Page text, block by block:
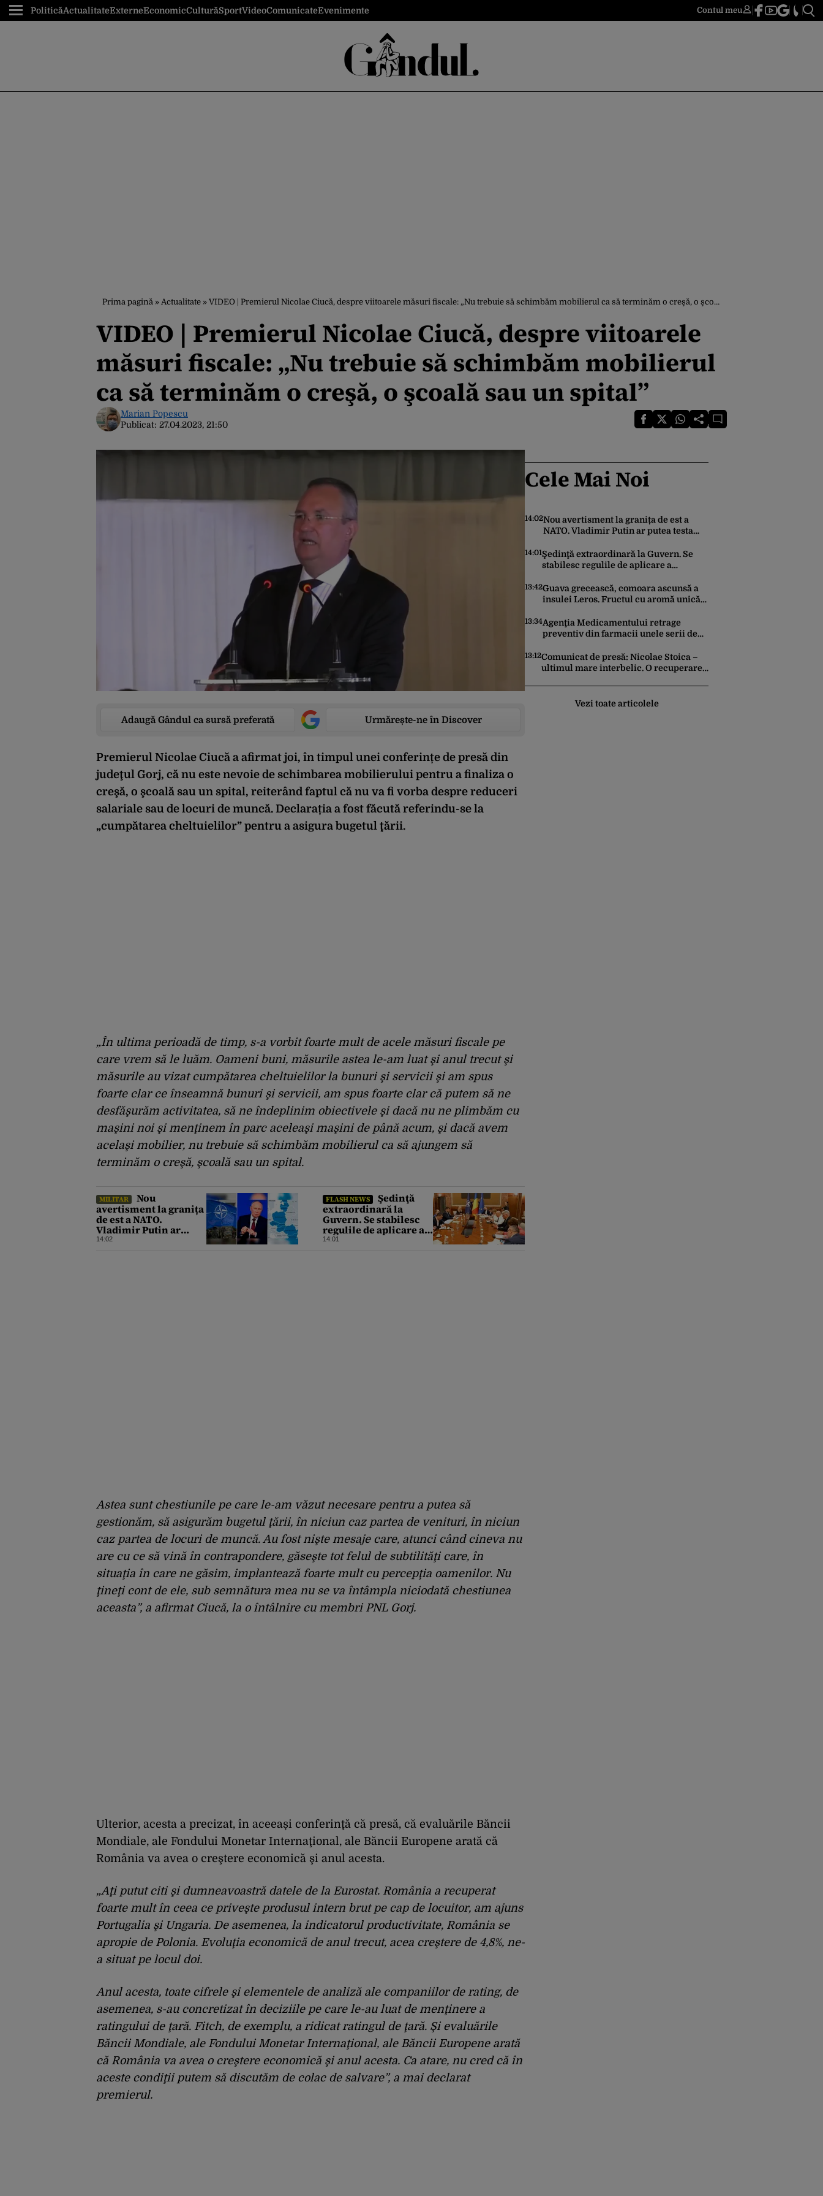
PoliticăActualitateExterneEconomicCulturăSportVideoComunicateEvenimente Contul meu
Prima pagină » Actualitate » VIDEO | Premierul Nicolae Ciucă, despre viitoarele măsuri fiscale: „Nu trebuie să schimbăm mobilierul ca să terminăm o creşă, o şcoală sau un spital”
VIDEO | Premierul Nicolae Ciucă, despre viitoarele
măsuri fiscale: „Nu trebuie să schimbăm mobilierul
ca să terminăm o creşă, o şcoală sau un spital”
Marian Popescu
Publicat: 27.04.2023, 21:50
Adaugă Gândul ca sursă preferată Urmărește-ne în Discover
Premierul Nicolae Ciucă a afirmat joi, în timpul unei conferințe de presă din
judeţul Gorj, că nu este nevoie de schimbarea mobilierului pentru a finaliza o
creşă, o şcoală sau un spital, reiterând faptul că nu va fi vorba despre reduceri
salariale sau de locuri de muncă. Declarația a fost făcută referindu-se la
„cumpătarea cheltuielilor” pentru a asigura bugetul ţării.
„În ultima perioadă de timp, s-a vorbit foarte mult de acele măsuri fiscale pe
care vrem să le luăm. Oameni buni, măsurile astea le-am luat şi anul trecut şi
măsurile au vizat cumpătarea cheltuielilor la bunuri şi servicii şi am spus
foarte clar ce înseamnă bunuri şi servicii, am spus foarte clar că putem să ne
desfăşurăm activitatea, să ne îndeplinim obiectivele şi dacă nu ne plimbăm cu
maşini noi şi menţinem în parc aceleaşi maşini de până acum, şi dacă avem
acelaşi mobilier, nu trebuie să schimbăm mobilierul ca să ajungem să
terminăm o creşă, şcoală sau un spital.
MILITAR
Nou
avertisment la granița
de est a NATO.
Vladimir Putin ar
putea testa unitatea
14:02
FLASH NEWS
Şedinţă
extraordinară la
Guvern. Se stabilesc
regulile de aplicare a
măsurilor de reducere
14:01
Astea sunt chestiunile pe care le-am văzut necesare pentru a putea să
gestionăm, să asigurăm bugetul ţării, în niciun caz partea de venituri, în niciun
caz partea de locuri de muncă. Au fost nişte mesaje care, atunci când cineva nu
are cu ce să vină în contrapondere, găseşte tot felul de subtilităţi care, în
situaţia în care ne găsim, implantează foarte mult cu percepţia oamenilor. Nu
ţineţi cont de ele, sub semnătura mea nu se va întâmpla niciodată chestiunea
aceasta”, a afirmat Ciucă, la o întâlnire cu membri PNL Gorj.
Ulterior, acesta a precizat, în aceeași conferinţă că presă, că evaluările Băncii
Mondiale, ale Fondului Monetar Internaţional, ale Băncii Europene arată că
România va avea o creştere economică şi anul acesta.
„Aţi putut citi şi dumneavoastră datele de la Eurostat. România a recuperat
foarte mult în ceea ce priveşte produsul intern brut pe cap de locuitor, am ajuns
Portugalia şi Ungaria. De asemenea, la indicatorul productivitate, România se
apropie de Polonia. Evoluţia economică de anul trecut, acea creştere de 4,8%, ne-
a situat pe locul doi.
Anul acesta, toate cifrele şi elementele de analiză ale companiilor de rating, de
asemenea, s-au concretizat în deciziile pe care le-au luat de menţinere a
ratingului de ţară. Fitch, de exemplu, a ridicat ratingul de ţară. Şi evaluările
Băncii Mondiale, ale Fondului Monetar Internaţional, ale Băncii Europene arată
că România va avea o creştere economică şi anul acesta. Ca atare, nu cred că în
aceste condiţii putem să discutăm de colac de salvare”, a mai declarat
premierul.
Cele Mai Noi
14:02Nou avertisment la granița de est a
NATO. Vladimir Putin ar putea testa
aceasta
14:01Şedinţă extraordinară la Guvern. Se
stabilesc regulile de aplicare a
de energie
13:42Guava grecească, comoara ascunsă a
insulei Leros. Fructul cu aromă unică
decât portocala
13:34Agenţia Medicamentului retrage
preventiv din farmacii unele serii de
explicațiile
13:12Comunicat de presă: Nicolae Stoica –
ultimul mare interbelic. O recuperare
Vezi toate articolele